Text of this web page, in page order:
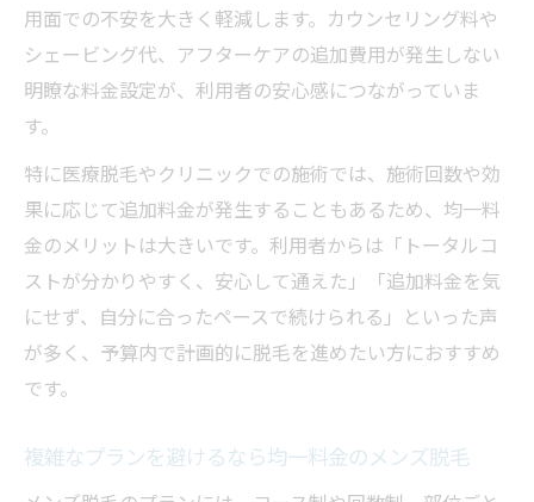
用面での不安を大きく軽減します。カウンセリング料や
シェービング代、アフターケアの追加費用が発生しない
明瞭な料金設定が、利用者の安心感につながっていま
す。
特に医療脱毛やクリニックでの施術では、施術回数や効
果に応じて追加料金が発生することもあるため、均一料
金のメリットは大きいです。利用者からは「トータルコ
ストが分かりやすく、安心して通えた」「追加料金を気
にせず、自分に合ったペースで続けられる」といった声
が多く、予算内で計画的に脱毛を進めたい方におすすめ
です。
複雑なプランを避けるなら均一料金のメンズ脱毛